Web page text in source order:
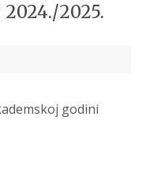
2025.
godini